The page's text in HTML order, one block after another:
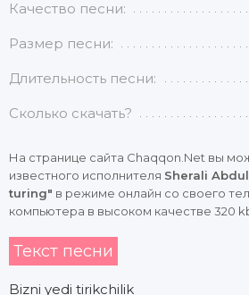
Качество песни:
Размер песни:
Длительность песни:
Сколько скачать?
На странице сайта Chaqqon.Net вы
известного исполнителя Sherali
turing" в режиме онлайн со своего
компьютера в высоком качестве 320
Текст песни
Bizni yedi tirikchilik